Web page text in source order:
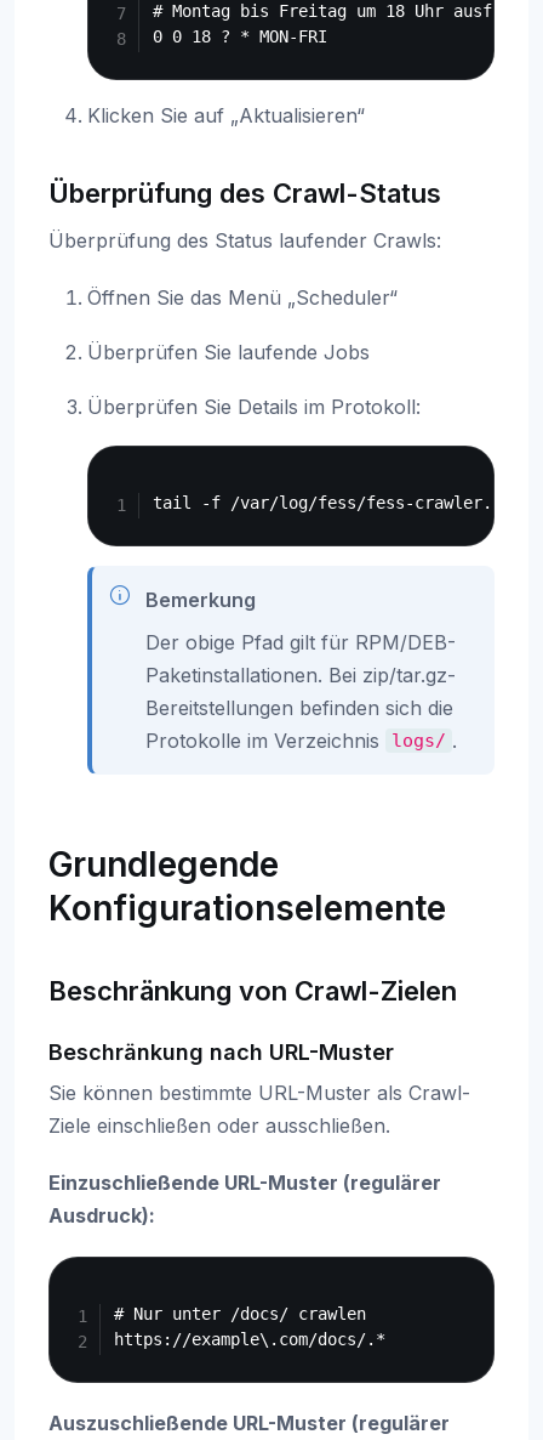
# Montag bis Freitag um 18 Uhr ausführen
Klicken Sie auf „Aktualisieren“
Überprüfung des Crawl-Status
Überprüfung des Status laufender Crawls:
Öffnen Sie das Menü „Scheduler“
Überprüfen Sie laufende Jobs
Überprüfen Sie Details im Protokoll:
Bemerkung
Der obige Pfad gilt für RPM/DEB-
Paketinstallationen. Bei zip/tar.gz-
Bereitstellungen befinden sich die
Protokolle im Verzeichnis
logs/ .
Grundlegende
Konfigurationselemente
Beschränkung von Crawl-Zielen
Beschränkung nach URL-Muster
Sie können bestimmte URL-Muster als Crawl-
Ziele einschließen oder ausschließen.
Einzuschließende URL-Muster (regulärer
Ausdruck):
# Nur unter /docs/ crawlen
Auszuschließende URL-Muster (regulärer